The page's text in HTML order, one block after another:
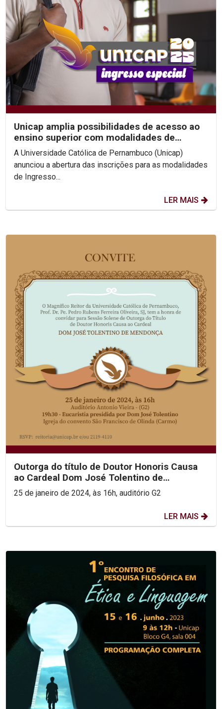
Unicap amplia possibilidades de acesso ao
ensino superior com modalidades de
Ingresso Especial
A Universidade Católica de Pernambuco (Unicap)
anunciou a abertura das inscrições para as modalidades
de Ingresso...
LER MAIS
Outorga do título de Doutor Honoris Causa
ao Cardeal Dom José Tolentino de
Mendonça
25 de janeiro de 2024, às 16h, auditório G2
LER MAIS